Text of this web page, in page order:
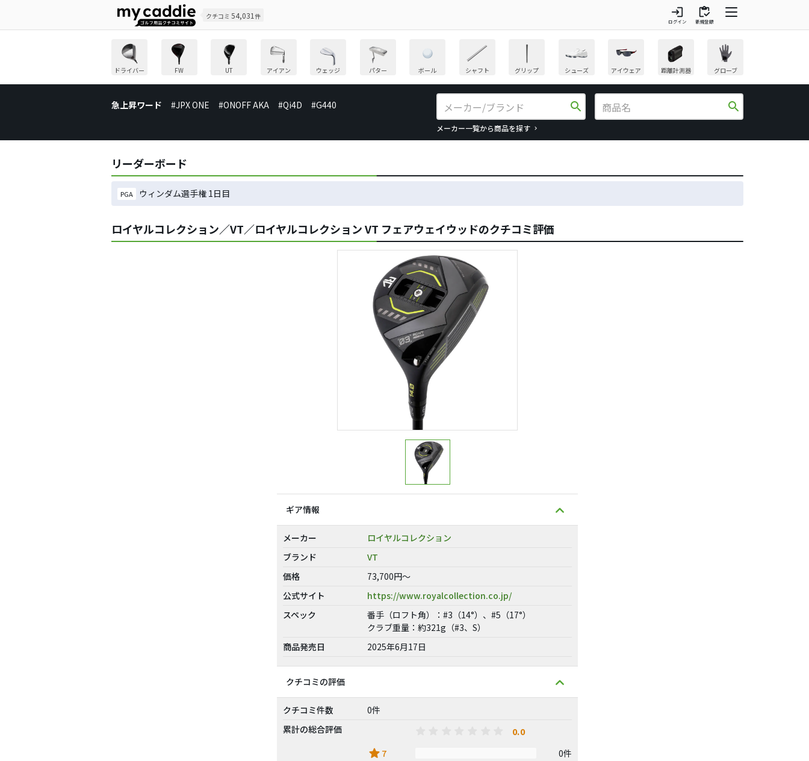
クチコミ 54,031 件 login
ログイン
inventory
新規登録
ドライバー FW UT アイアン ウェッジ パター ボール シャフト グリップ シューズ アイウェア 距離計測器 グローブ
急上昇ワード #JPX ONE #ONOFF AKA #Qi4D #G440 search
メーカー一覧から商品を探す
search
リーダーボード
PGA ウィンダム選手権 1日目
ロイヤルコレクション／VT／ロイヤルコレクション VT フェアウェイウッドのクチコミ評価
ギア情報
メーカー
ロイヤルコレクション
ブランド
VT
価格
73,700円～
公式サイト
https://www.royalcollection.co.jp/
スペック
番手（ロフト角）：#3（14°）、#5（17°）
クラブ重量：約321g（#3、S）
商品発売日
2025年6月17日
クチコミの評価
クチコミ件数
0件
累計の総合評価
0.0
star 7 0件